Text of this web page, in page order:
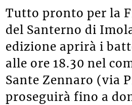
Tutto pronto per la
del Santerno di
edizione aprirà i
alle ore 18.30 nel
Sante Zennaro (via
proseguirà fino a